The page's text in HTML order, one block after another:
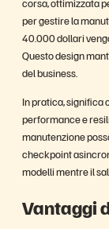
per gestire la
40.000 dollari
Questo design
del business.
In pratica, significa
performance e
manutenzione
checkpoint
modelli mentre il
Vantaggi